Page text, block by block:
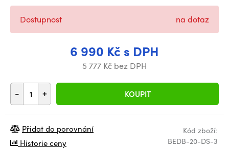
6 990 Kč s DPH
5 777 Kč bez DPH
- + KOUPIT
Dostupnost na dotaz
Kód zboží:
BEDB-20-DS-3
Přidat do porovnání
Historie ceny